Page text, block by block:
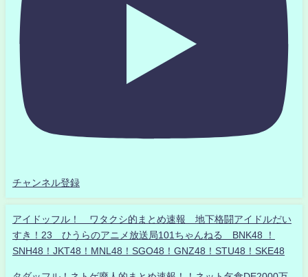
チャンネル登録
アイドッフル！ ワタクシ的まとめ速報 地下格闘アイドルだい
すき！23 ひうらのアニメ放送局101ちゃんねる BNK48 ！
SNH48！JKT48！MNL48！SGO48！GNZ48！STU48！SKE48